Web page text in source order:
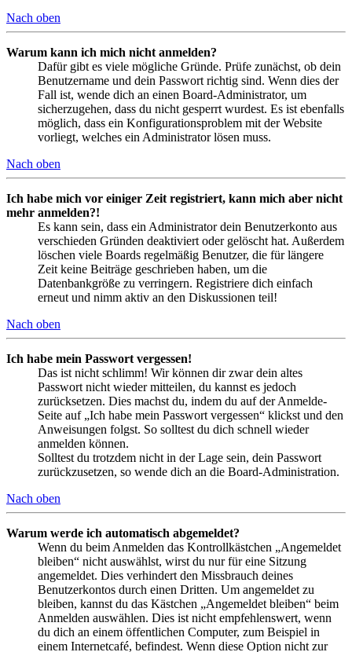
Nach oben
Warum kann ich mich nicht anmelden?
Dafür gibt es viele mögliche Gründe. Prüfe zunächst, ob dein
Benutzername und dein Passwort richtig sind. Wenn dies der
Fall ist, wende dich an einen Board-Administrator, um
sicherzugehen, dass du nicht gesperrt wurdest. Es ist ebenfalls
möglich, dass ein Konfigurationsproblem mit der Website
vorliegt, welches ein Administrator lösen muss.
Nach oben
Ich habe mich vor einiger Zeit registriert, kann mich aber nicht
mehr anmelden?!
Es kann sein, dass ein Administrator dein Benutzerkonto aus
verschieden Gründen deaktiviert oder gelöscht hat. Außerdem
löschen viele Boards regelmäßig Benutzer, die für längere
Zeit keine Beiträge geschrieben haben, um die
Datenbankgröße zu verringern. Registriere dich einfach
erneut und nimm aktiv an den Diskussionen teil!
Nach oben
Ich habe mein Passwort vergessen!
Das ist nicht schlimm! Wir können dir zwar dein altes
Passwort nicht wieder mitteilen, du kannst es jedoch
zurücksetzen. Dies machst du, indem du auf der Anmelde-
Seite auf „Ich habe mein Passwort vergessen“ klickst und den
Anweisungen folgst. So solltest du dich schnell wieder
anmelden können.
Solltest du trotzdem nicht in der Lage sein, dein Passwort
zurückzusetzen, so wende dich an die Board-Administration.
Nach oben
Warum werde ich automatisch abgemeldet?
Wenn du beim Anmelden das Kontrollkästchen „Angemeldet
bleiben“ nicht auswählst, wirst du nur für eine Sitzung
angemeldet. Dies verhindert den Missbrauch deines
Benutzerkontos durch einen Dritten. Um angemeldet zu
bleiben, kannst du das Kästchen „Angemeldet bleiben“ beim
Anmelden auswählen. Dies ist nicht empfehlenswert, wenn
du dich an einem öffentlichen Computer, zum Beispiel in
einem Internetcafé, befindest. Wenn diese Option nicht zur